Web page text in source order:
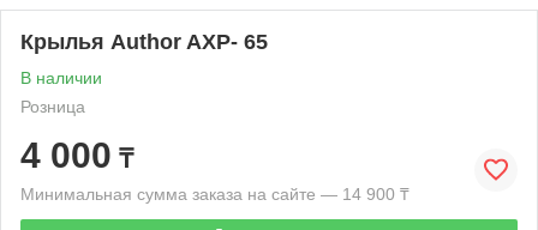
Крылья Author AXP- 65
В наличии
Розница
4 000 ₸
Минимальная сумма заказа на сайте — 14 900 ₸